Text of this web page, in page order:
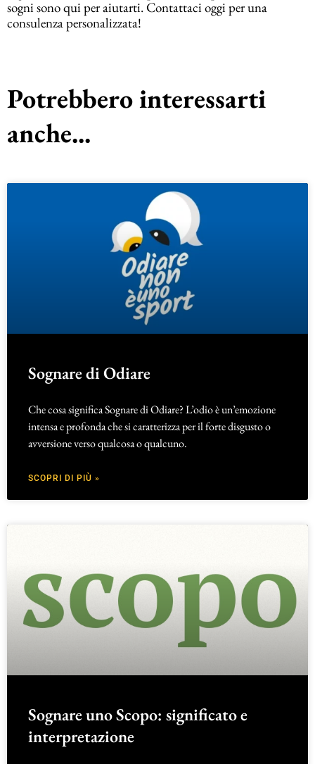
sogni sono qui per aiutarti. Contattaci oggi per una
consulenza personalizzata!
Potrebbero interessarti
anche...
Sognare di Odiare
Che cosa significa Sognare di Odiare? L’odio è un’emozione
intensa e profonda che si caratterizza per il forte disgusto o
avversione verso qualcosa o qualcuno.
SCOPRI DI PIÙ »
Sognare uno Scopo: significato e
interpretazione